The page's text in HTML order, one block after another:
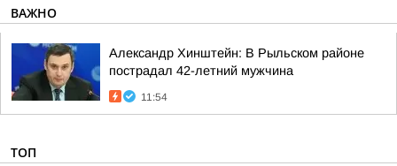
ВАЖНО
Александр Хинштейн: В Рыльском районе
пострадал 42-летний мужчина
11:54
ТОП